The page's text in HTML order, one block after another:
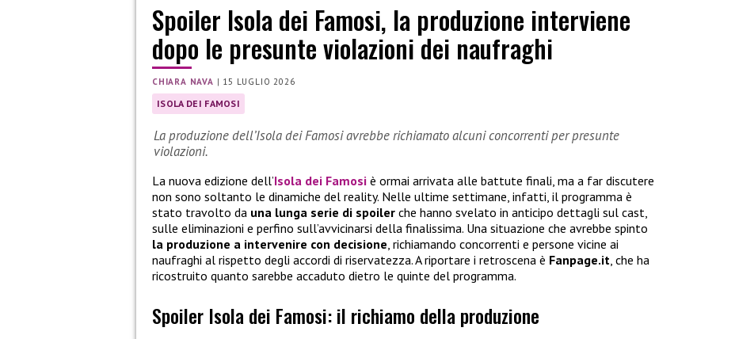
Spoiler Isola dei Famosi, la produzione interviene
dopo le presunte violazioni dei naufraghi
CHIARA NAVA | 15 LUGLIO 2026
ISOLA DEI FAMOSI
La produzione dell’Isola dei Famosi avrebbe richiamato alcuni concorrenti per presunte
violazioni.
La nuova edizione dell’Isola dei Famosi è ormai arrivata alle battute finali, ma a far discutere
non sono soltanto le dinamiche del reality. Nelle ultime settimane, infatti, il programma è
stato travolto da una lunga serie di spoiler che hanno svelato in anticipo dettagli sul cast,
sulle eliminazioni e perfino sull’avvicinarsi della finalissima. Una situazione che avrebbe spinto
la produzione a intervenire con decisione , richiamando concorrenti e persone vicine ai
naufraghi al rispetto degli accordi di riservatezza. A riportare i retroscena è Fanpage.it , che ha
ricostruito quanto sarebbe accaduto dietro le quinte del programma.
Spoiler Isola dei Famosi: il richiamo della produzione